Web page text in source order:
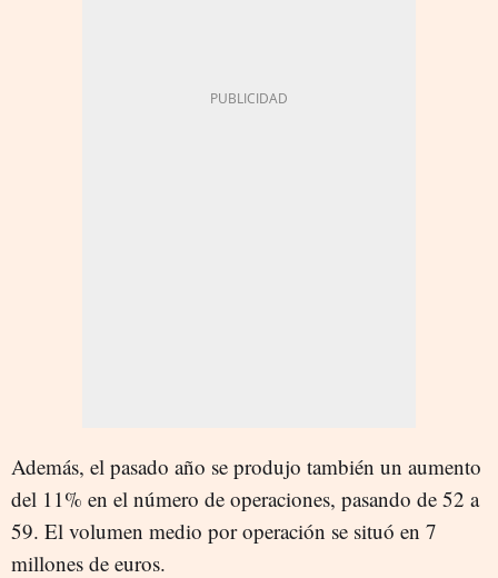
Además, el pasado año se produjo también un aumento
del 11% en el número de operaciones, pasando de 52 a
59. El volumen medio por operación se situó en 7
millones de euros.